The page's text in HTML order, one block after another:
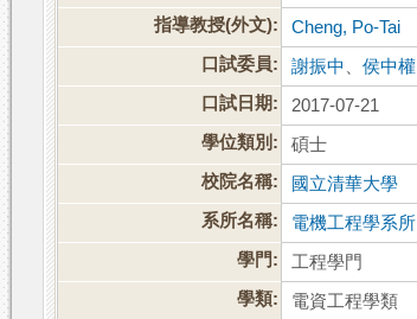
指導教授(外文):
Cheng, Po-Tai
口試委員:
謝振中 、侯中權
口試日期:
2017-07-21
學位類別:
碩士
校院名稱:
國立清華大學
系所名稱:
電機工程學系所
學門:
工程學門
學類:
電資工程學類